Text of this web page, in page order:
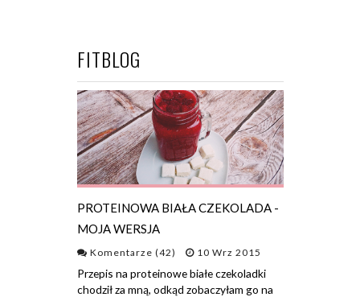
FITBLOG
PROTEINOWA BIAŁA CZEKOLADA -
MOJA WERSJA
Komentarze (42) 10 Wrz 2015
Przepis na proteinowe białe czekoladki
chodził za mną, odkąd zobaczyłam go na